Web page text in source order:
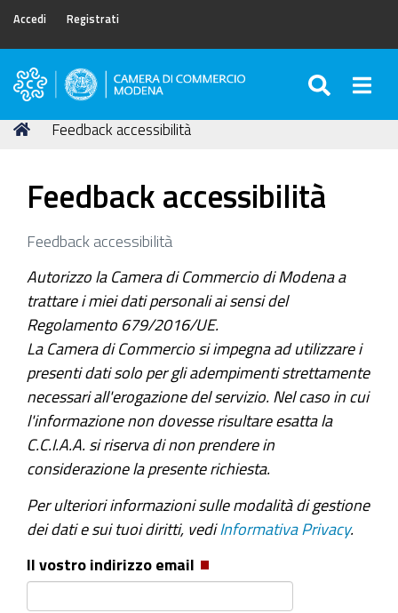
Accedi Registrati
Camera
Commercio
Tu
Home
Feedback accessibilità
Feedback accessibilità
Feedback accessibilità
Autorizzo la Camera di Commercio di Modena a
trattare i miei dati personali ai sensi del
Regolamento 679/2016/UE.
La Camera di Commercio si impegna ad utilizzare i
presenti dati solo per gli adempimenti strettamente
necessari all'erogazione del servizio. Nel caso in cui
l'informazione non dovesse risultare esatta la
C.C.I.A.A. si riserva di non prendere in
considerazione la presente richiesta.
Per ulteriori informazioni sulle modalità di gestione
dei dati e sui tuoi diritti, vedi Informativa Privacy.
Il vostro indirizzo email